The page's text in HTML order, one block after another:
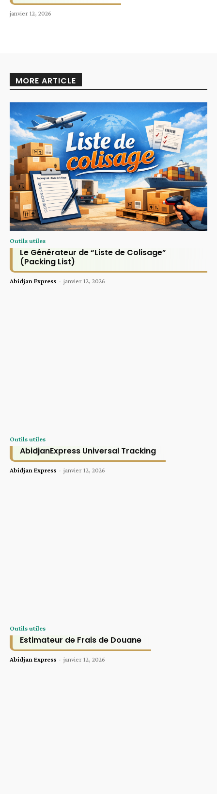
janvier 12, 2026
MORE ARTICLE
Outils utiles
Le Générateur de “Liste de Colisage”
(Packing List)
Abidjan Express - janvier 12, 2026
Outils utiles
AbidjanExpress Universal Tracking
Abidjan Express - janvier 12, 2026
Outils utiles
Estimateur de Frais de Douane
Abidjan Express - janvier 12, 2026